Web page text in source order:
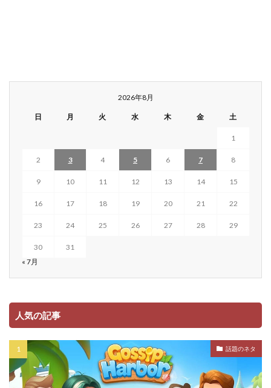
2026年8月
日 月 火 水 木 金 土
1
2 3 4 5 6 7 8
9 10 11 12 13 14 15
16 17 18 19 20 21 22
23 24 25 26 27 28 29
30
31
« 7月
人気の記事
話題のネタ